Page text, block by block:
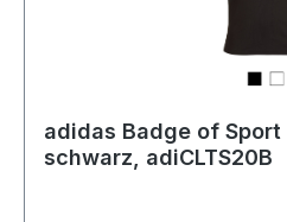
adidas Badge of Sport
schwarz, adiCLTS20B